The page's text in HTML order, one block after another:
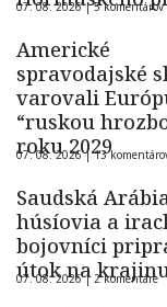
07. 08. 2026 |5 komentárov
Americké
spravodajské
varovali
“ruskou
roku 2029
07. 08. 2026 |13
Saudská
húsíovia a
bojovníci
útok na
07. 08. 2026 |2 komentáre